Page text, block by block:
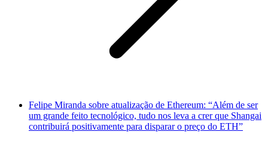
Felipe Miranda sobre atualização de Ethereum: “Além de ser
um grande feito tecnológico, tudo nos leva a crer que Shangai
contribuirá positivamente para disparar o preço do ETH”